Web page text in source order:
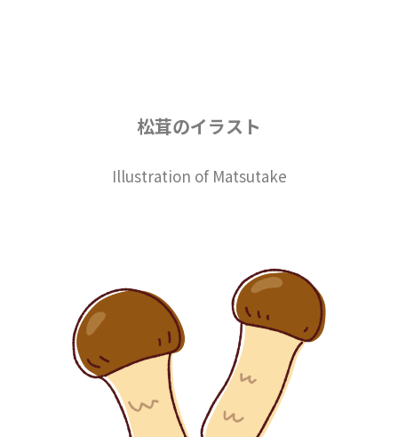
松茸のイラスト
Illustration of Matsutake